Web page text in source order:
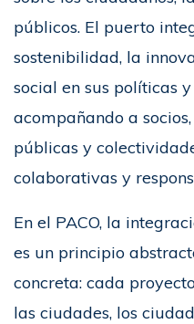
públicos. El puerto
sostenibilidad, la
social en sus políticas y
acompañando a
públicas y
colaborativas y
En el PACO, la
es un principio
concreta: cada
las ciudades, los